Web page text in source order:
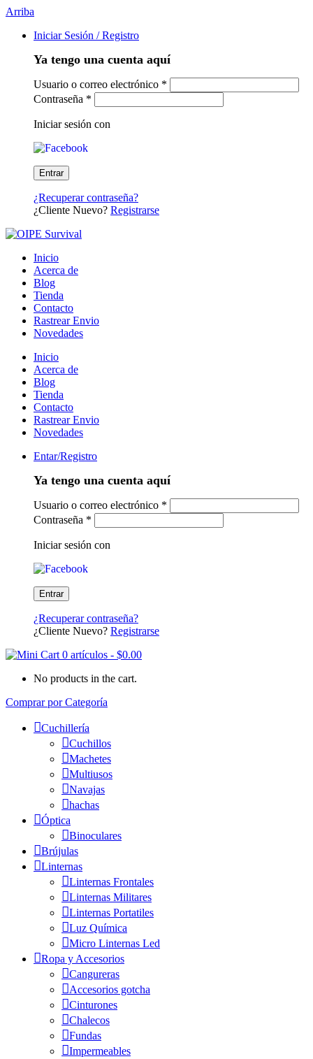
Arriba
Iniciar Sesión / Registro
Ya tengo una cuenta aquí
Usuario o correo electrónico *
Contraseña *
Iniciar sesión con
¿Recuperar contraseña?
¿Cliente Nuevo? Registrarse
Inicio
Acerca de
Blog
Tienda
Contacto
Rastrear Envio
Novedades
Inicio
Acerca de
Blog
Tienda
Contacto
Rastrear Envio
Novedades
Entar/Registro
Ya tengo una cuenta aquí
Usuario o correo electrónico *
Contraseña *
Iniciar sesión con
¿Recuperar contraseña?
¿Cliente Nuevo? Registrarse
0 artículos - $0.00
No products in the cart.
Comprar por Categoría
Cuchillería
Cuchillos
Machetes
Multiusos
Navajas
hachas
Óptica
Binoculares
Brújulas
Linternas
Linternas Frontales
Linternas Militares
Linternas Portatiles
Luz Química
Micro Linternas Led
Ropa y Accesorios
Cangureras
Accesorios gotcha
Cinturones
Chalecos
Fundas
Impermeables